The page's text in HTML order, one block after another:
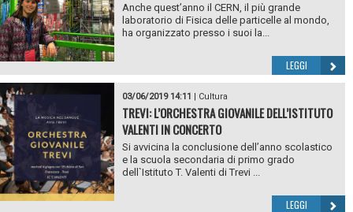
Anche quest’anno il CERN, il più grande
laboratorio di Fisica delle particelle al mondo,
ha organizzato presso i suoi la...
LEGGI
03/06/2019 14:11 | Cultura
TREVI: L’ORCHESTRA GIOVANILE DELL’ISTITUTO
VALENTI IN CONCERTO
Si avvicina la conclusione dell’anno scolastico
e la scuola secondaria di primo grado
dell`Istituto T. Valenti di Trevi ...
LEGGI